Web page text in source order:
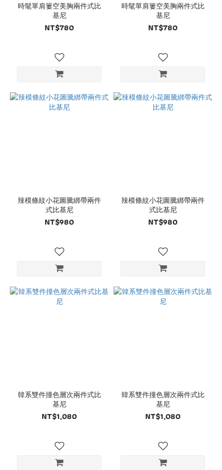
時髦單肩簍空美胸兩件式比
基尼
NT$780
時髦單肩簍空美胸兩件式比
基尼
NT$780
辣模條紋小花圖騰綁帶兩件
式比基尼
NT$980
辣模條紋小花圖騰綁帶兩件
式比基尼
NT$980
韓系雙件撞色層次兩件式比
基尼
NT$1,080
韓系雙件撞色層次兩件式比
基尼
NT$1,080